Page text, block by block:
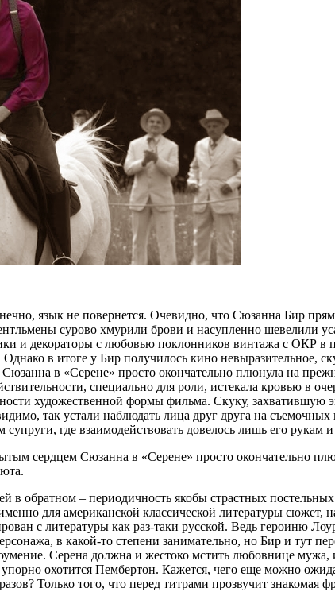
язык не повернется. Очевидно, что Сюзанна Бир
сурово хмурили брови и насупленно шевелили
и декораторы с любовью поклонников винтажа с ОКР в
в итоге у Бир получилось кино
в «Серене» просто окончательно плюнула на
специально для роли, истекала кровью в
художественной формы фильма. Скуку, захватившую
так устали наблюдать лица друг друга на
где взаимодействовать довелось лишь его рукам и
сердцем Сюзанна в «Серене» просто окончательно
в обратном – периодичность якобы страстных
для американской классической литературы
с литературы как раз-таки русской. Ведь героиню
в какой-то степени занимательно, но Бир и тут
Серена должна и жестоко мстить любовнице мужа,
упорно охотится Пембертон. Кажется, чего еще можно
Только того, что перед титрами прозвучит знакомая